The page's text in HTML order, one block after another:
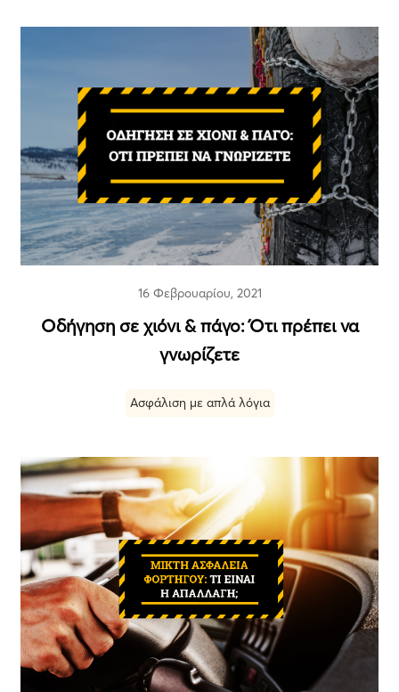
16 Φεβρουαρίου, 2021
Οδήγηση σε χιόνι & πάγο: Ότι πρέπει να
γνωρίζετε
Ασφάλιση με απλά λόγια